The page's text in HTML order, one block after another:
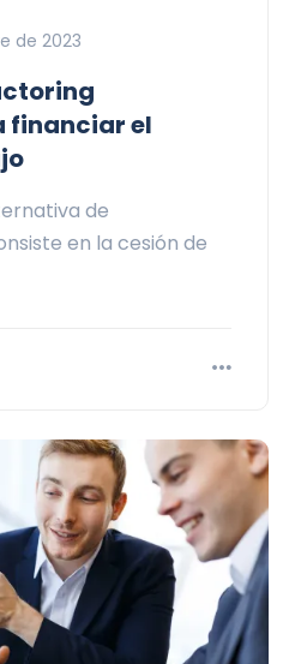
de 2023
financiar el
de
en la cesión de